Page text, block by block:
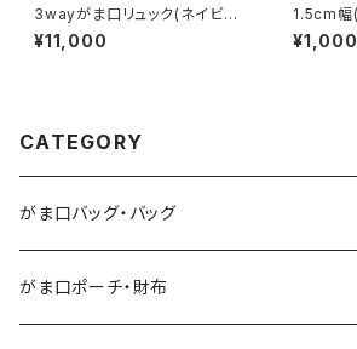
3wayがま口リュック(ネイビー
ブルー×ドット＆ストライプ)
¥11,000
1.5cm幅
¥1,000
CATEGORY
がま口バッグ・バッグ
がま口ポーチ・財布